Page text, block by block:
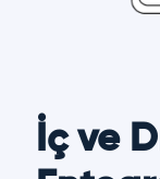
İç ve